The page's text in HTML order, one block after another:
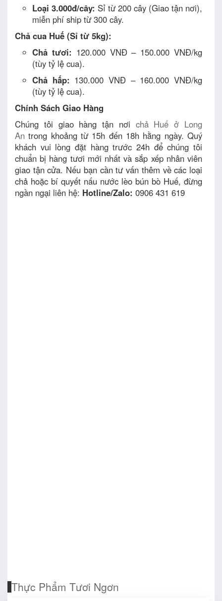
Loại 3.000đ/cây: Sỉ từ 200 cây (Giao tận nơi),
miễn phí ship từ 300 cây.
Chả cua Huế (Sỉ từ 5kg):
Chả tươi: 120.000 VNĐ – 150.000 VNĐ/kg
(tùy tỷ lệ cua).
Chả hấp: 130.000 VNĐ – 160.000 VNĐ/kg
(tùy tỷ lệ cua).
Chính Sách Giao Hàng
Chúng tôi giao hàng tận nơi chả Huế ở Long
An trong khoảng từ 15h đến 18h hằng ngày. Quý
khách vui lòng đặt hàng trước 24h để chúng tôi
chuẩn bị hàng tươi mới nhất và sắp xếp nhân viên
giao tận cửa. Nếu bạn cần tư vấn thêm về các loại
chả hoặc bí quyết nấu nước lèo bún bò Huế, đừng
ngần ngại liên hệ: Hotline/Zalo: 0906 431 619
Thực Phẩm Tươi Ngơn